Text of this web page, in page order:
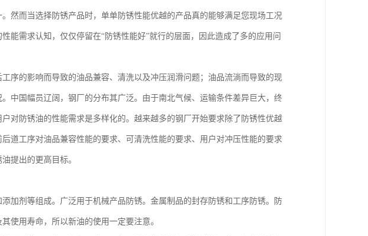
然而当选择防锈产品时，单单防锈性能优越的产品真的能够满足您现场工况
能需求认知，仅仅停留在“防锈性能好”就行的层面，因此造成了多的应用问
序的影响而导致的油品兼容、清洗以及冲压润滑问题；油品流淌而导致的现
中国幅员辽阔，钢厂的分布其广泛。由于南北气候、运输条件差异巨大，终
对防锈油的性能需求是多样化的。越来越多的钢厂开始要求除了防锈性优越
道工序对油品兼容性能的要求、可清洗性能的要求、用户对冲压性能的要求
提出的更高目标。
加剂等组成。广泛用于机械产品防锈。金属制品的封存防锈和工序防锈。防
使用寿命，所以新油的使用一定要注意。